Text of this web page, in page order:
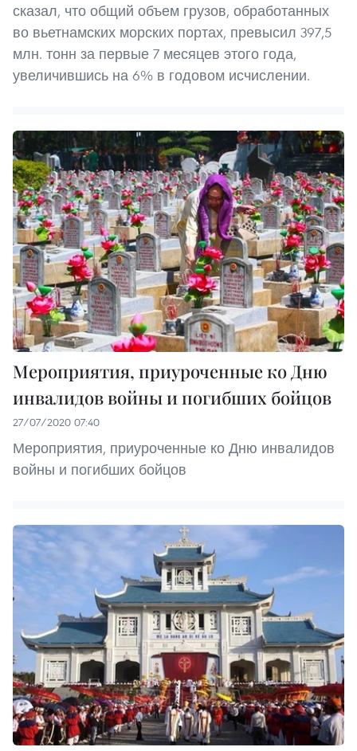
сказал, что общий объем грузов, обработанных
во вьетнамских морских портах, превысил 397,5
млн. тонн за первые 7 месяцев этого года,
увеличившись на 6% в годовом исчислении.
Мероприятия, приуроченные ко Дню
инвалидов войны и погибших бойцов
27/07/2020 07:40
Мероприятия, приуроченные ко Дню инвалидов
войны и погибших бойцов